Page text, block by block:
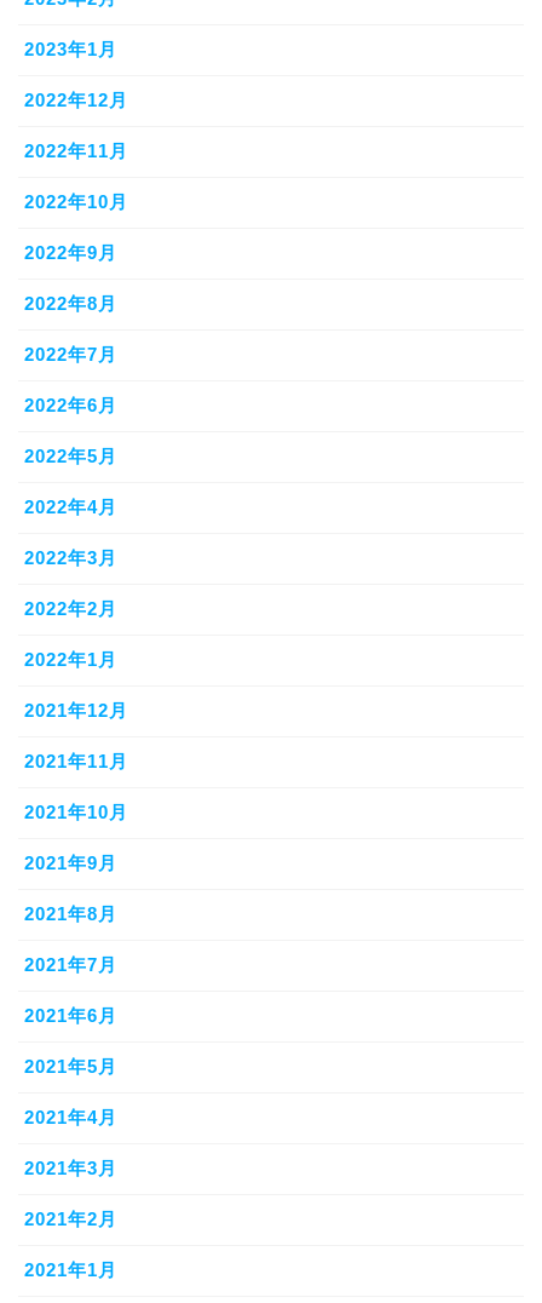
2023年1月
2022年12月
2022年11月
2022年10月
2022年9月
2022年8月
2022年7月
2022年6月
2022年5月
2022年4月
2022年3月
2022年2月
2022年1月
2021年12月
2021年11月
2021年10月
2021年9月
2021年8月
2021年7月
2021年6月
2021年5月
2021年4月
2021年3月
2021年2月
2021年1月